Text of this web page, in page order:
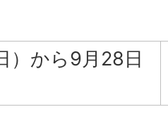
）から9月28日